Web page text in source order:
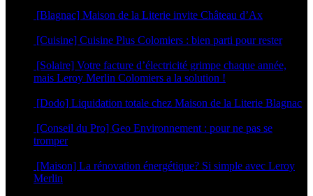
[Blagnac] Maison de la Literie invite Château d’Ax
[Cuisine] Cuisine Plus Colomiers : bien parti pour rester
[Solaire] Votre facture d’électricité grimpe chaque année,
mais Leroy Merlin Colomiers a la solution !
[Dodo] Liquidation totale chez Maison de la Literie Blagnac
[Conseil du Pro] Geo Environnement : pour ne pas se
tromper
[Maison] La rénovation énergétique? Si simple avec Leroy
Merlin